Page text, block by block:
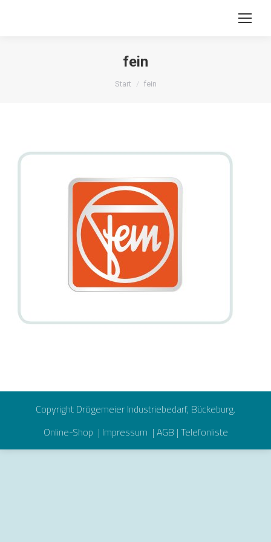
fein
Sie befinden sich hier:
Start fein
Copyright Drögemeier Industriebedarf, Bückeburg.
Online-Shop | Impressum | AGB | Telefonliste